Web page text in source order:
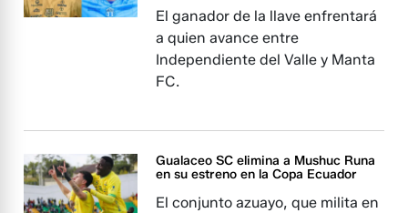
El ganador de la llave enfrentará
a quien avance entre
Independiente del Valle y Manta
FC.
Gualaceo SC elimina a Mushuc Runa
en su estreno en la Copa Ecuador
El conjunto azuayo, que milita en